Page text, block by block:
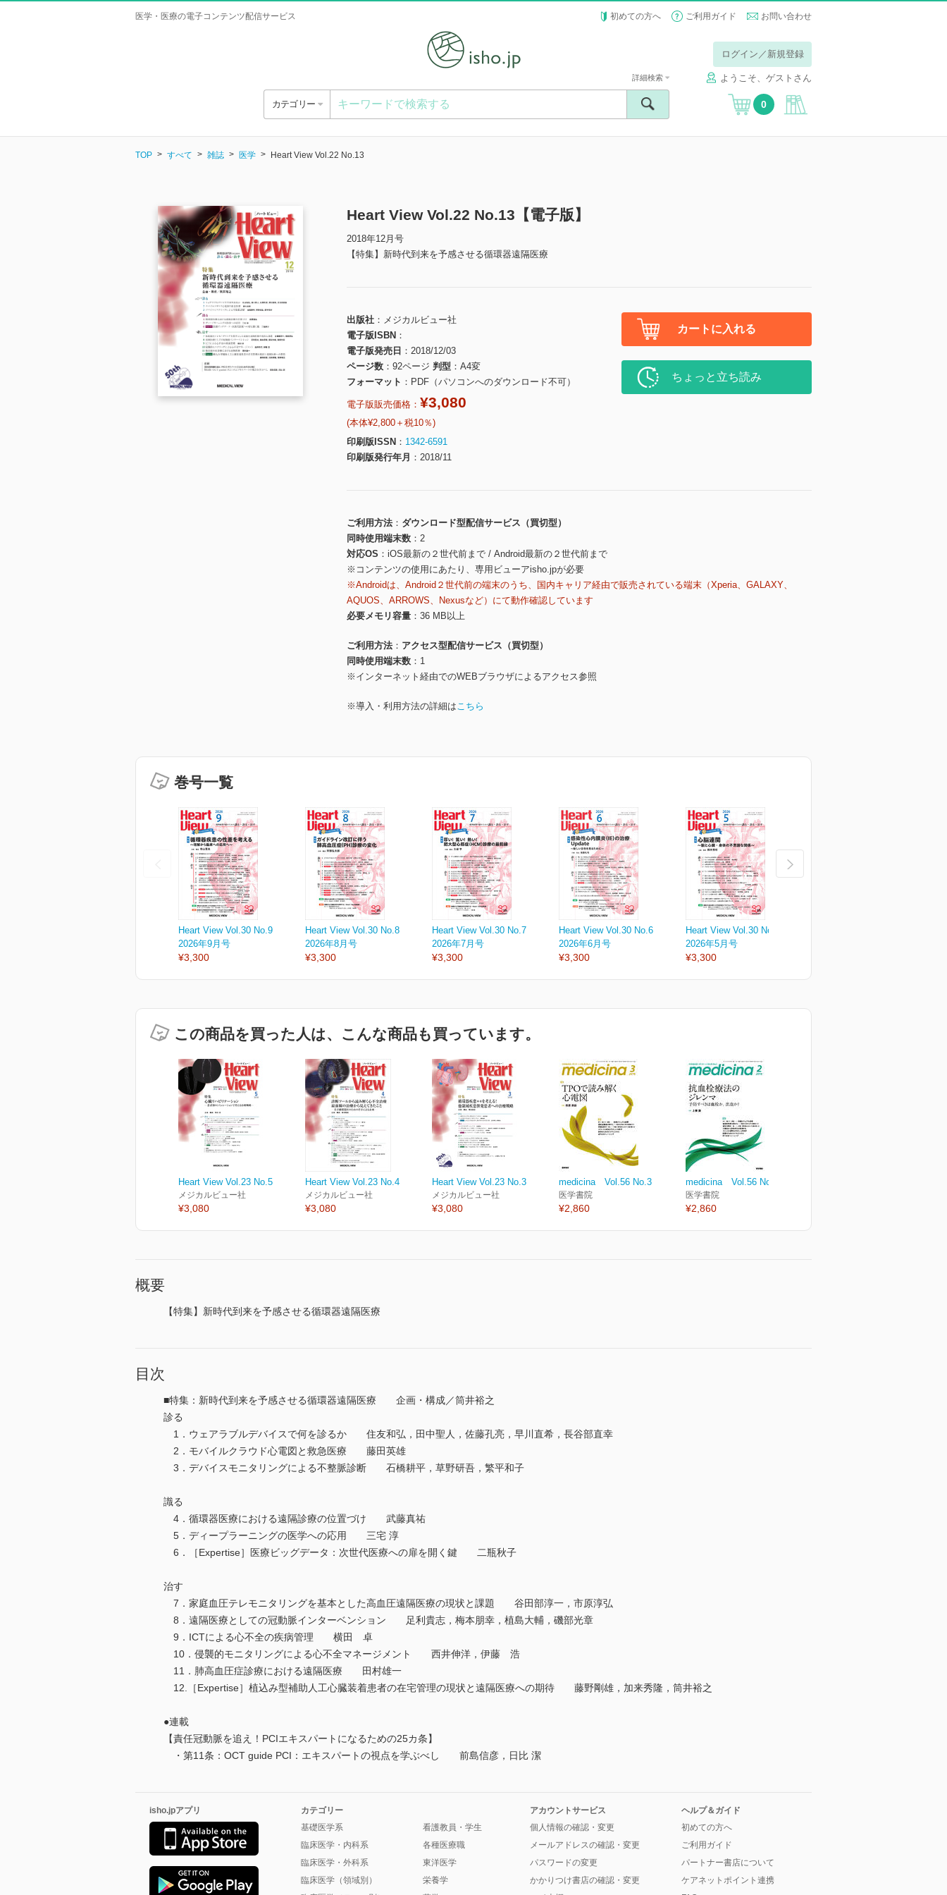
医学・医療の電子コンテンツ配信サービス 初めての方へ ご利用ガイド お問い合わせ
ログイン／新規登録
ようこそ、ゲストさん
カテゴリー
詳細検索
0
TOP すべて 雑誌 医学 Heart View Vol.22 No.13
Heart View Vol.22 No.13【電子版】
2018年12月号
【特集】新時代到来を予感させる循環器遠隔医療
出版社
メジカルビュー社
電子版ISBN
電子版発売日
2018/12/03
ページ数
92ページ 判型
A4変
フォーマット
PDF（パソコンへのダウンロード不可）
電子版販売価格： ¥3,080
(本体¥2,800＋税10％)
印刷版ISSN
1342-6591
印刷版発行年月
2018/11
カートに入れる
ちょっと立ち読み
ご利用方法
ダウンロード型配信サービス（買切型）
同時使用端末数
2
対応OS
iOS最新の２世代前まで / Android最新の２世代前まで
※コンテンツの使用にあたり、専用ビューアisho.jpが必要
※Androidは、Android２世代前の端末のうち、国内キャリア経由で販売されている端末（Xperia、GALAXY、
AQUOS、ARROWS、Nexusなど）にて動作確認しています
必要メモリ容量
36 MB以上
ご利用方法
アクセス型配信サービス（買切型）
同時使用端末数
1
※インターネット経由でのWEBブラウザによるアクセス参照
※導入・利用方法の詳細はこちら
巻号一覧
Heart View Vol.30 No.9
2026年9月号
¥3,300
Heart View Vol.30 No.8
2026年8月号
¥3,300
Heart View Vol.30 No.7
2026年7月号
¥3,300
Heart View Vol.30 No.6
2026年6月号
¥3,300
Heart View Vol.30 No.5
2026年5月号
¥3,300
この商品を買った人は、こんな商品も買っています。
Heart View Vol.23 No.5
メジカルビュー社
¥3,080
Heart View Vol.23 No.4
メジカルビュー社
¥3,080
Heart View Vol.23 No.3
メジカルビュー社
¥3,080
medicina Vol.56 No.3
医学書院
¥2,860
medicina Vol.56 No.2
医学書院
¥2,860
概要
【特集】新時代到来を予感させる循環器遠隔医療
目次
■特集：新時代到来を予感させる循環器遠隔医療 企画・構成／筒井裕之
診る
1．ウェアラブルデバイスで何を診るか 住友和弘，田中聖人，佐藤孔亮，早川直希，長谷部直幸
2．モバイルクラウド心電図と救急医療 藤田英雄
3．デバイスモニタリングによる不整脈診断 石橋耕平，草野研吾，繁平和子
識る
4．循環器医療における遠隔診療の位置づけ 武藤真祐
5．ディープラーニングの医学への応用 三宅 淳
6．［Expertise］医療ビッグデータ：次世代医療への扉を開く鍵 二瓶秋子
治す
7．家庭血圧テレモニタリングを基本とした高血圧遠隔医療の現状と課題 谷田部淳一，市原淳弘
8．遠隔医療としての冠動脈インターベンション 足利貴志，梅本朋幸，植島大輔，磯部光章
9．ICTによる心不全の疾病管理 横田 卓
10．侵襲的モニタリングによる心不全マネージメント 西井伸洋，伊藤 浩
11．肺高血圧症診療における遠隔医療 田村雄一
12.［Expertise］植込み型補助人工心臓装着患者の在宅管理の現状と遠隔医療への期待 藤野剛雄，加来秀隆，筒井裕之
●連載
【責任冠動脈を追え！PCIエキスパートになるための25カ条】
・第11条：OCT guide PCI：エキスパートの視点を学ぶべし 前島信彦，日比 潔
isho.jpアプリ
カテゴリー
基礎医学系
臨床医学・内科系
臨床医学・外科系
臨床医学（領域別）
看護教員・学生
各種医療職
東洋医学
栄養学
アカウントサービス
個人情報の確認・変更
メールアドレスの確認・変更
パスワードの変更
かかりつけ書店の確認・変更
ヘルプ＆ガイド
初めての方へ
ご利用ガイド
パートナー書店について
ケアネットポイント連携